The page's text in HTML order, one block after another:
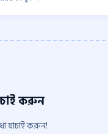
করুন
যাচাই করুন!